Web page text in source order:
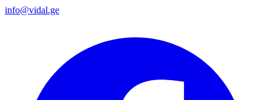
info@vidal.ge